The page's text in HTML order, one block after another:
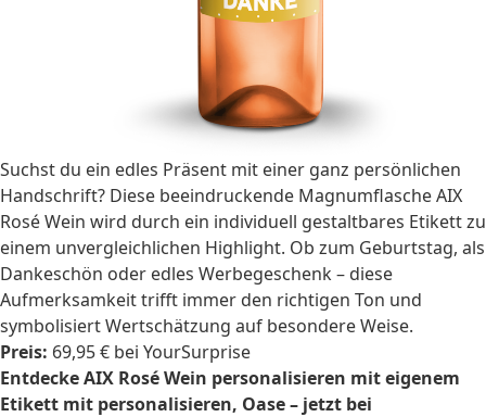
Suchst du ein edles Präsent mit einer ganz persönlichen
Handschrift? Diese beeindruckende Magnumflasche AIX
Rosé Wein wird durch ein individuell gestaltbares Etikett zu
einem unvergleichlichen Highlight. Ob zum Geburtstag, als
Dankeschön oder edles Werbegeschenk – diese
Aufmerksamkeit trifft immer den richtigen Ton und
symbolisiert Wertschätzung auf besondere Weise.
Preis: 69,95 € bei YourSurprise
Entdecke AIX Rosé Wein personalisieren mit eigenem
Etikett mit personalisieren, Oase – jetzt bei